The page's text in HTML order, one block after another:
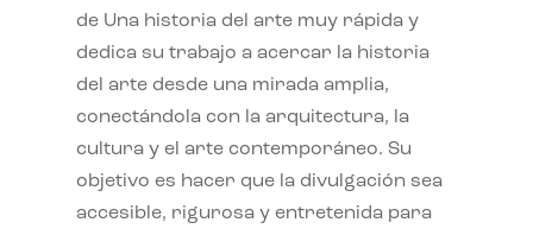
de Una historia del arte muy rápida y
dedica su trabajo a acercar la historia
del arte desde una mirada amplia,
conectándola con la arquitectura, la
cultura y el arte contemporáneo. Su
objetivo es hacer que la divulgación sea
accesible, rigurosa y entretenida para